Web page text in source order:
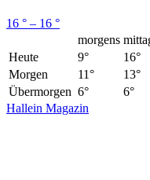
16 ° – 16 °
morgens
Heute
9° 16°
Morgen
11° 13°
Übermorgen 6° 6°
Hallein Magazin